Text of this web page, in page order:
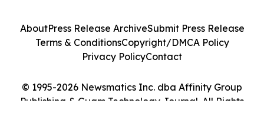
© 1995-2026 Newsmatics Inc. dba Affinity Group
Publishing & Guam Technology Journal. All Rights
AboutPress Release ArchiveSubmit Press Release
Terms & ConditionsCopyright/DMCA Policy
Privacy PolicyContact